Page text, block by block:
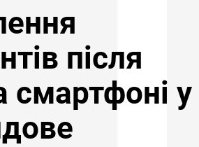
після
смартфоні у